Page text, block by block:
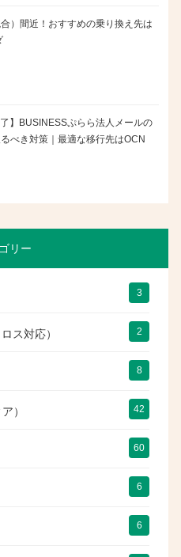
）間近！おすすめの乗り換え先は
】BUSINESSぷらら法人メールの
べき対策｜最適な移行先はOCN
リー
3
ス対応） 2
8
） 42
60
6
6